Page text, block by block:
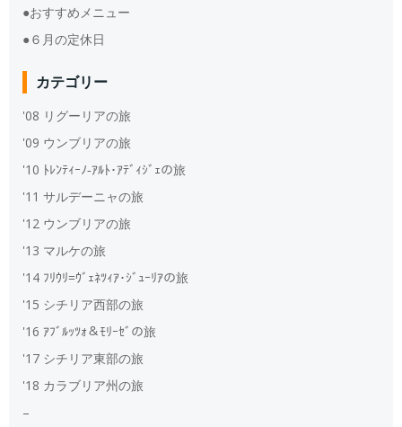
●おすすめメニュー
●６月の定休日
カテゴリー
'08 リグーリアの旅
'09 ウンブリアの旅
'10 ﾄﾚﾝﾃｨｰﾉ‐ｱﾙﾄ･ｱﾃﾞｨｼﾞｪの旅
'11 サルデーニャの旅
'12 ウンブリアの旅
'13 マルケの旅
'14 ﾌﾘｳﾘ=ｳﾞｪﾈﾂｨｱ･ｼﾞｭｰﾘｱの旅
'15 シチリア西部の旅
'16 ｱﾌﾞﾙｯﾂｫ＆ﾓﾘｰｾﾞの旅
'17 シチリア東部の旅
'18 カラブリア州の旅
–